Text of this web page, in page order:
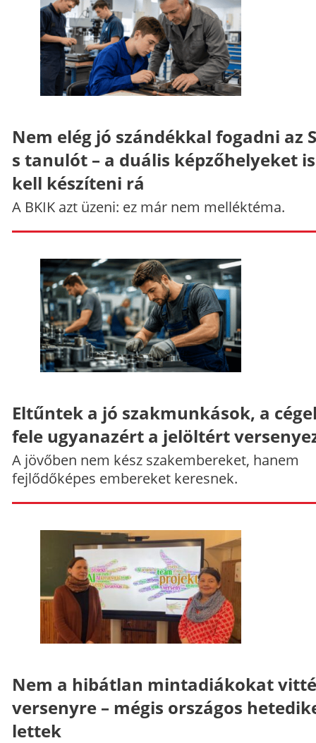
Nem elég jó szándékkal fogadni az
s tanulót – a duális képzőhelyeket
kell készíteni rá
A BKIK azt üzeni: ez már nem melléktéma.
Eltűntek a jó szakmunkások, a
fele ugyanazért a jelöltért
A jövőben nem kész szakembereket, hanem
fejlődőképes embereket keresnek.
Nem a hibátlan mintadiákokat
versenyre – mégis országos
lettek